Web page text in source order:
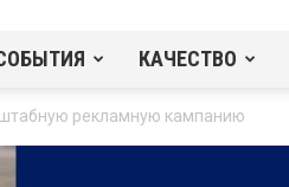
КАЧЕСТВО
рекламную кампанию